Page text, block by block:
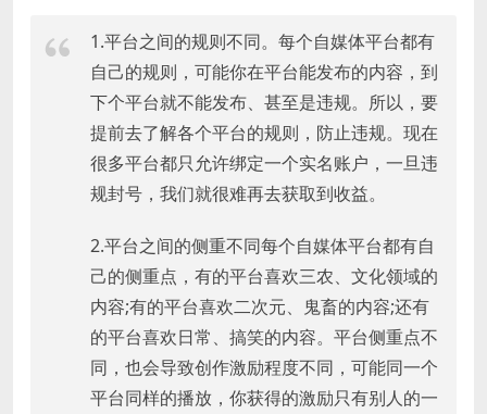
1.平台之间的规则不同。每个自媒体平台都有
自己的规则，可能你在平台能发布的内容，到
下个平台就不能发布、甚至是违规。所以，要
提前去了解各个平台的规则，防止违规。现在
很多平台都只允许绑定一个实名账户，一旦违
规封号，我们就很难再去获取到收益。
2.平台之间的侧重不同每个自媒体平台都有自
己的侧重点，有的平台喜欢三农、文化领域的
内容;有的平台喜欢二次元、鬼畜的内容;还有
的平台喜欢日常、搞笑的内容。平台侧重点不
同，也会导致创作激励程度不同，可能同一个
平台同样的播放，你获得的激励只有别人的一